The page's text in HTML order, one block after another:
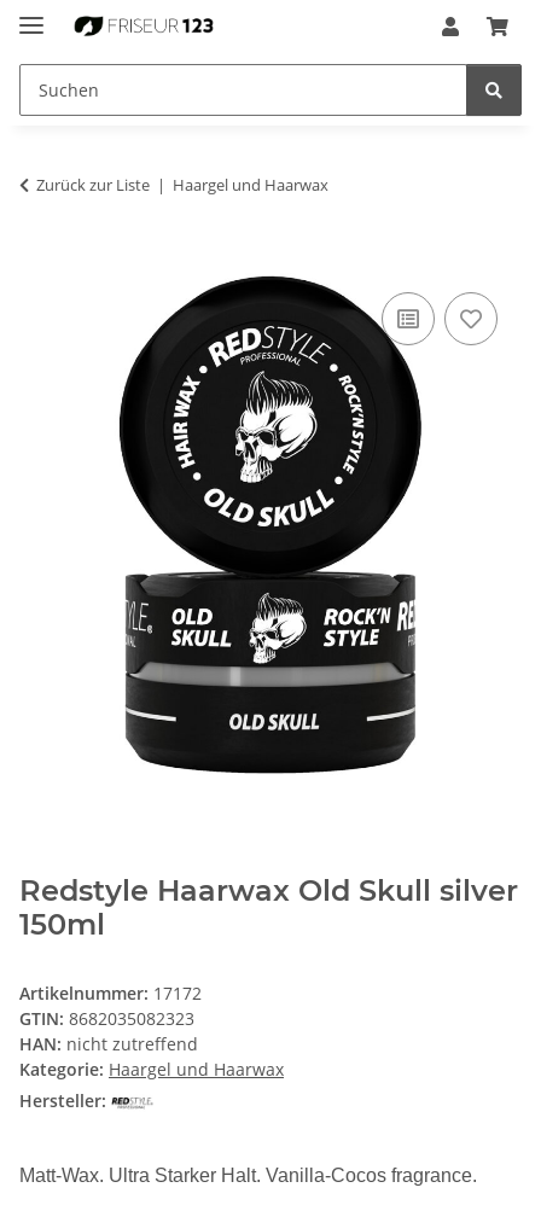
Zurück zur Liste Haargel und Haarwax
Redstyle Haarwax Old Skull silver
150ml
Artikelnummer: 17172
GTIN: 8682035082323
HAN: nicht zutreffend
Kategorie: Haargel und Haarwax
Hersteller:
Matt-Wax. Ultra Starker Halt. Vanilla-Cocos fragrance.